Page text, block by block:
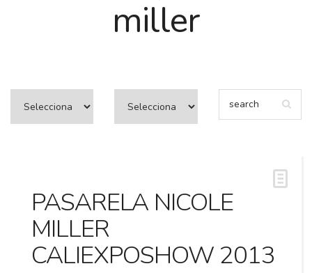
miller
PASARELA NICOLE
MILLER
CALIEXPOSHOW 2013